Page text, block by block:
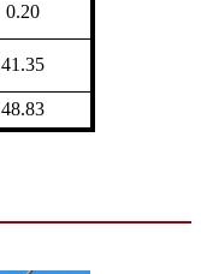
0.20
41.35
48.83